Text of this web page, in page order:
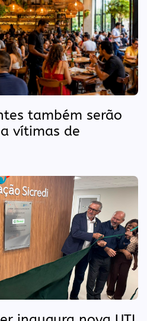
também serão
vítimas de